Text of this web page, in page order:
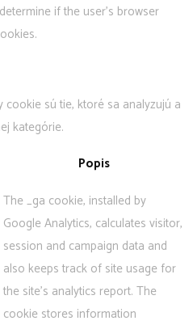
if the user's browser
sú tie, ktoré sa analyzujú a
kategórie.
Popis
The _ga cookie, installed by
Google Analytics, calculates visitor,
session and campaign data and
also keeps track of site usage for
the site's analytics report. The
cookie stores information